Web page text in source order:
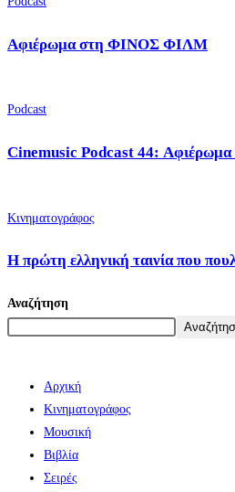
Αφιέρωμα στη ΦΙΝΟΣ ΦΙΛΜ
Podcast
Cinemusic Podcast 44:
Κινηματογράφος
Η πρώτη ελληνική ταινία που
Αναζήτηση
Αρχική
Κινηματογράφος
Μουσική
Βιβλία
Σειρές